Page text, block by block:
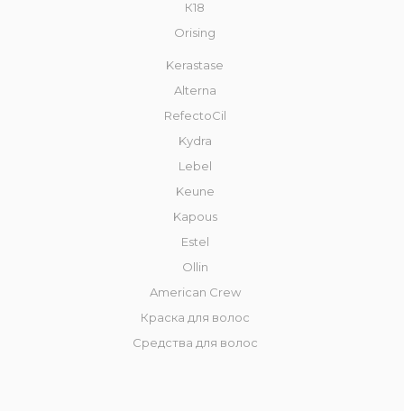
К18
Orising
Kerastase
Alterna
RefectoCil
Kydra
Lebel
Keune
Kapous
Estel
Ollin
American Crew
Краска для волос
Средства для волос